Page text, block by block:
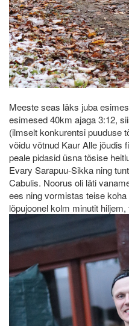
Meeste seas läks juba
esimesed 40km ajaga 3:12,
(ilmselt konkurentsi puuduse
võidu võtnud Kaur Alle jõudis
peale pidasid üsna tõsise
Evary Sarapuu-Sikka ning
Cabulis. Noorus oli läti
ees ning vormistas teise
lõpujoonel kolm minutit